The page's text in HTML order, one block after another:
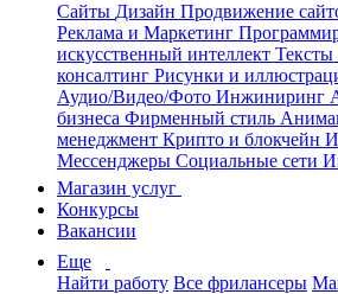
Сайты Дизайн Продвижение
Реклама и Маркетинг
искусственный интеллект Тексты
консалтинг Рисунки и
Аудио/Видео/Фото Инжиниринг
бизнеса Фирменный стиль
менеджмент Крипто и блокчейн
Мессенджеры Социальные сети
Магазин услуг
Конкурсы
Вакансии
Еще
Найти работу Все фрилансеры